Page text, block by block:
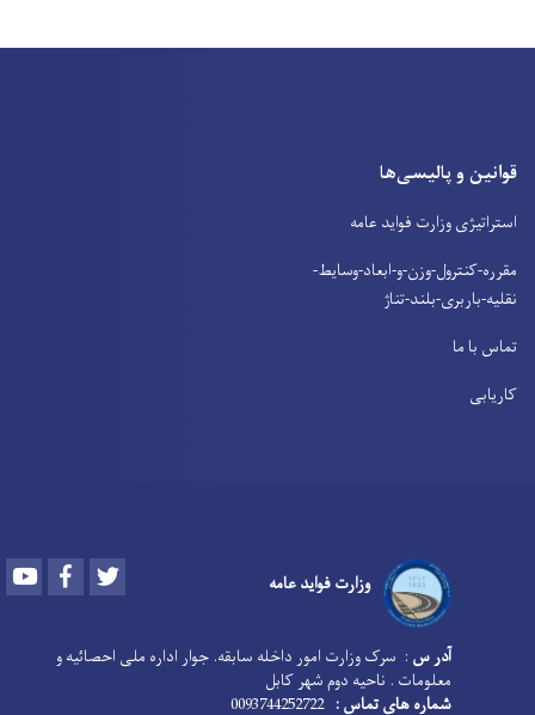
قوانین و پالیسی‌ها
استراتیژی وزارت فواید عامه
مقرره-کنترول-وزن-و-ابعاد-وسایط-
نقلیه-باربری-بلند-تناژ
تماس با ما
کاریابی
وزارت فواید عامه Youtube Facebook
آدر س : سرک وزارت امور داخله سابقه. جوار اداره ملی احصائیه و
معلومات . ناحیه دوم شهر کابل
شماره های تماس : 0093744252722